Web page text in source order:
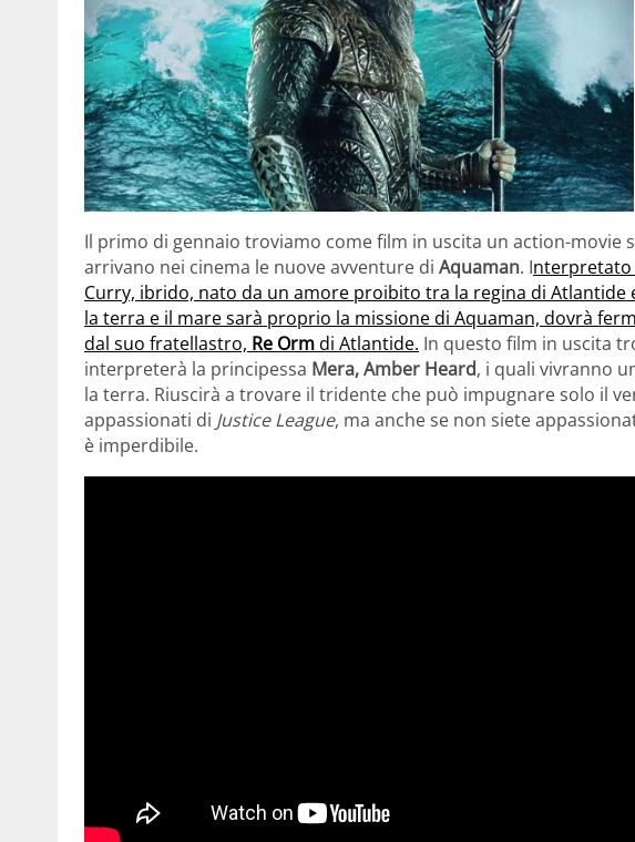
Il primo di gennaio troviamo come film in uscita un action-movie
arrivano nei cinema le nuove avventure di Aquaman. Interpretato
Curry, ibrido, nato da un amore proibito tra la regina di Atlantide
la terra e il mare sarà proprio la missione di Aquaman, dovrà
dal suo fratellastro, Re Ormdi Atlantide. In questo film in uscita
interpreterà la principessa Mera, Amber Heard, i quali vivranno
la terra. Riuscirà a trovare il tridente che può impugnare solo il
appassionati di Justice League, ma anche se non siete
è imperdibile.